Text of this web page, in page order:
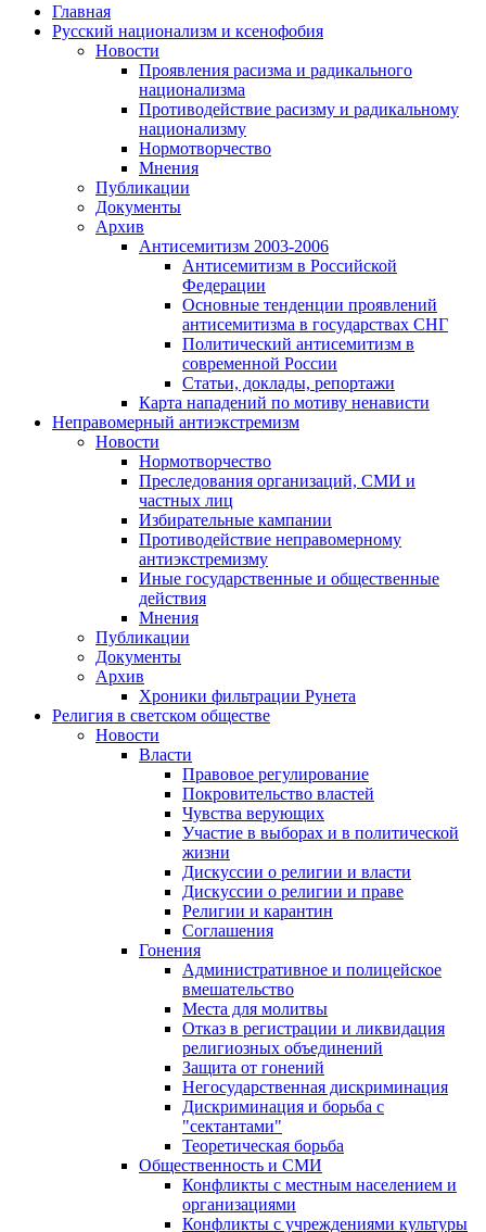
Главная
Русский национализм и ксенофобия
Новости
Проявления расизма и радикального
национализма
Противодействие расизму и радикальному
национализму
Нормотворчество
Мнения
Публикации
Документы
Архив
Антисемитизм 2003-2006
Антисемитизм в Российской
Федерации
Основные тенденции проявлений
антисемитизма в государствах СНГ
Политический антисемитизм в
современной России
Статьи, доклады, репортажи
Карта нападений по мотиву ненависти
Неправомерный антиэкстремизм
Новости
Нормотворчество
Преследования организаций, СМИ и
частных лиц
Избирательные кампании
Противодействие неправомерному
антиэкстремизму
Иные государственные и общественные
действия
Мнения
Публикации
Документы
Архив
Хроники фильтрации Рунета
Религия в светском обществе
Новости
Власти
Правовое регулирование
Покровительство властей
Чувства верующих
Участие в выборах и в политической
жизни
Дискуссии о религии и власти
Дискуссии о религии и праве
Религии и карантин
Соглашения
Гонения
Административное и полицейское
вмешательство
Места для молитвы
Отказ в регистрации и ликвидация
религиозных объединений
Защита от гонений
Негосударственная дискриминация
Дискриминация и борьба с
"сектантами"
Теоретическая борьба
Общественность и СМИ
Конфликты с местным населением и
организациями
Конфликты с учреждениями культуры